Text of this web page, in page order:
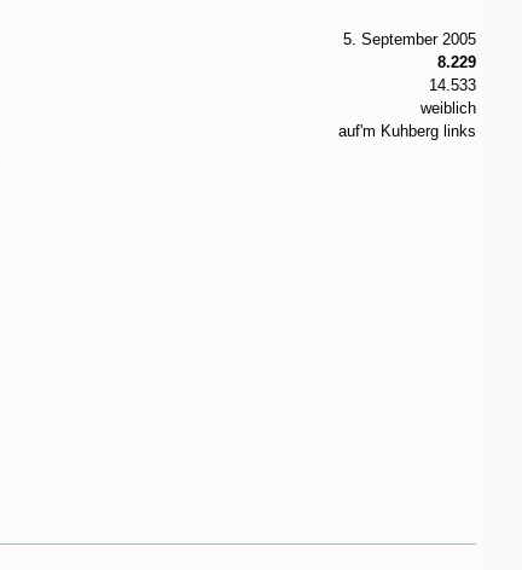
5. September 2005
8.229
14.533
weiblich
auf'm Kuhberg links